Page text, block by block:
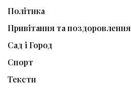
Політика
Привітання та поздоровлення
Сад і Город
Спорт
Тексти